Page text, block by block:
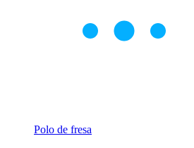
Polo de fresa